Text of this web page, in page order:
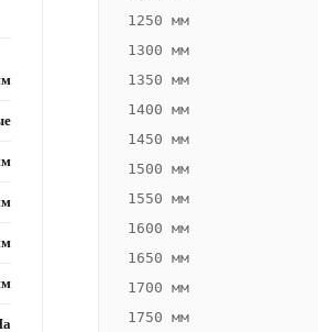
1250 мм
1300 мм
1350 мм
1400 мм
1450 мм
1500 мм
1550 мм
1600 мм
1650 мм
1700 мм
1750 мм